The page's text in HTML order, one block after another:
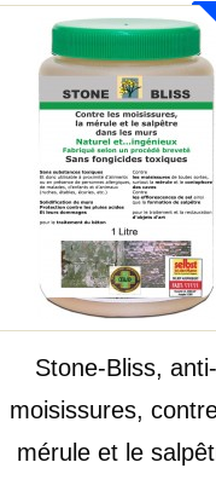
Stone-Bliss, anti-
moisissures,
mérule et le